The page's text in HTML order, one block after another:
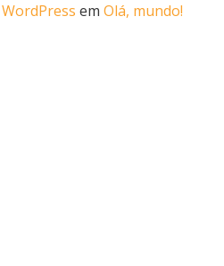
emOlá, mundo!